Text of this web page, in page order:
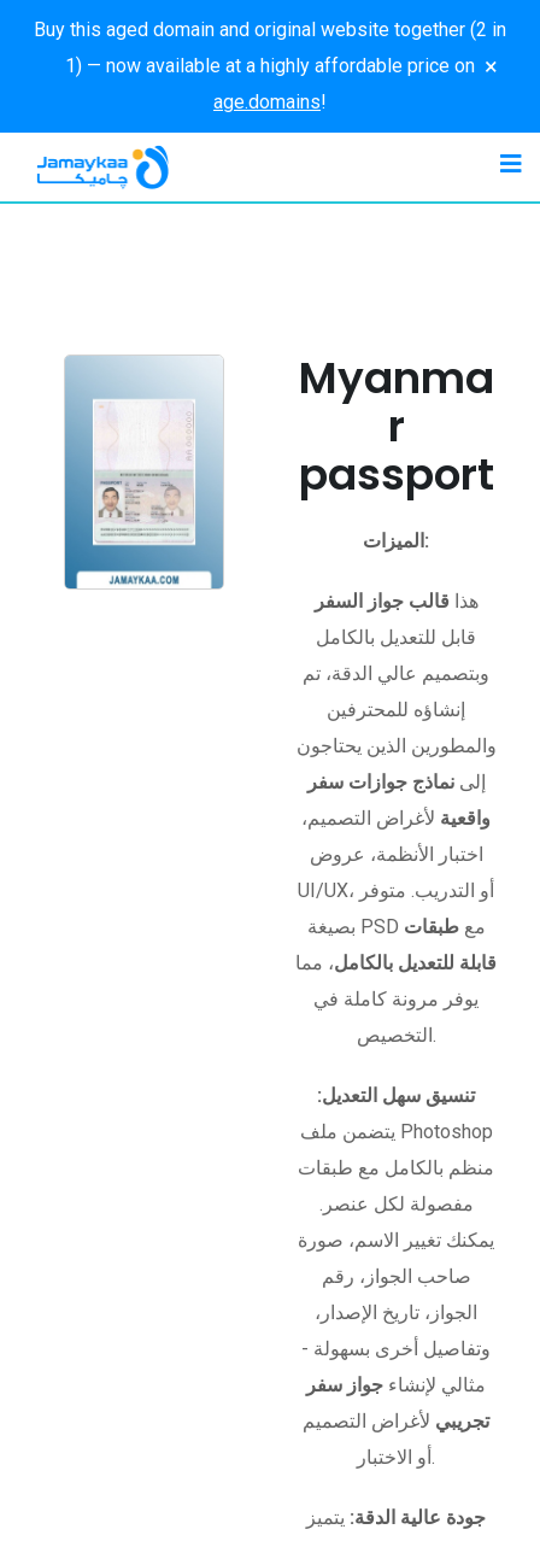
Buy this aged domain and original website together (2 in
1) — now available at a highly affordable price on
age.domains!
×
Myanma
r
passport
الميزات:
هذا قالب جواز السفر
قابل للتعديل بالكامل
وبتصميم عالي الدقة، تم
إنشاؤه للمحترفين
والمطورين الذين يحتاجون
إلىنماذج جوازات سفر
واقعية لأغراض التصميم،
اختبار الأنظمة، عروض
UI/UX، أو التدريب. متوفر
بصيغة PSD معطبقات
قابلة للتعديل بالكامل، مما
يوفر مرونة كاملة في
التخصيص.
تنسيق سهل التعديل:
يتضمن ملف Photoshop
منظم بالكامل مع طبقات
مفصولة لكل عنصر.
يمكنك تغيير الاسم، صورة
صاحب الجواز، رقم
الجواز، تاريخ الإصدار،
وتفاصيل أخرى بسهولة -
مثالي لإنشاء جواز سفر
تجريبي لأغراض التصميم
أو الاختبار.
جودة عالية الدقة: يتميز